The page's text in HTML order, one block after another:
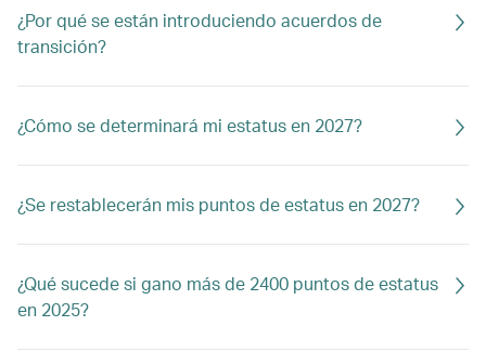
¿Por qué se están introduciendo acuerdos de
transición?
¿Cómo se determinará mi estatus en 2027?
¿Se restablecerán mis puntos de estatus en 2027?
¿Qué sucede si gano más de 2400 puntos de estatus
en 2025?